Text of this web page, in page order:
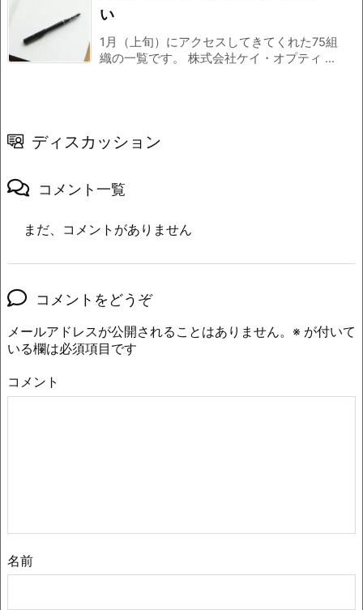
い
1月（上旬）にアクセスしてきてくれた75組
織の一覧です。 株式会社ケイ・オプティ ...
ディスカッション
コメント一覧
まだ、コメントがありません
コメントをどうぞ
メールアドレスが公開されることはありません。 ※ が付いて
いる欄は必須項目です
コメント
名前